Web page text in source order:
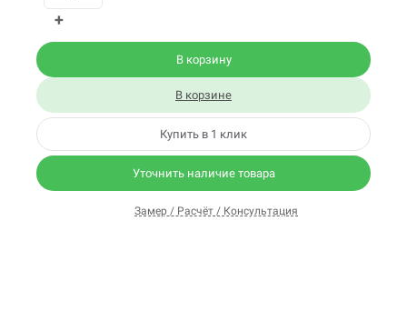
+
В корзину
В корзине
Купить в 1 клик
Уточнить наличие товара
Замер / Расчёт / Консультация